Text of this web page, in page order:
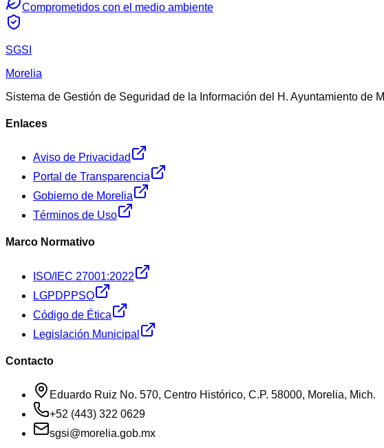
Comprometidos con el medio ambiente
SGSI
Morelia
Sistema de Gestión de Seguridad de la Información del H. Ayuntamiento de
Enlaces
Aviso de Privacidad
Portal de Transparencia
Gobierno de Morelia
Términos de Uso
Marco Normativo
ISO/IEC 27001:2022
LGPDPPSO
Código de Ética
Legislación Municipal
Contacto
Eduardo Ruiz No. 570, Centro Histórico, C.P. 58000, Morelia, Mich.
+52 (443) 322 0629
sgsi@morelia.gob.mx